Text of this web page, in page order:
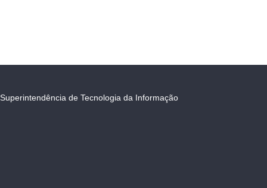
Superintendência de Tecnologia da Informação